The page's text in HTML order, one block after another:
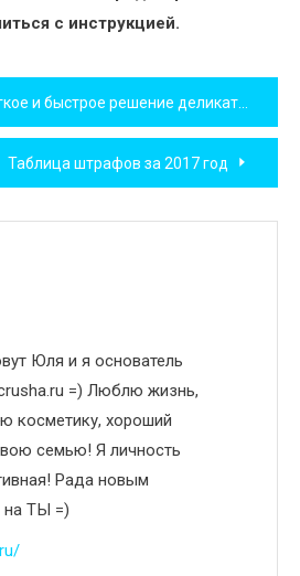
с инструкцией.
быстрое решение деликатной проблемы
Таблица штрафов за 2017 год
Юля и я основатель
=) Люблю жизнь,
косметику, хороший
семью! Я личность
Рада новым
на ТЫ =)